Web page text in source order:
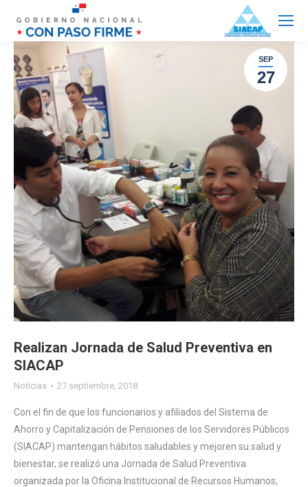
SEP
27
Realizan Jornada de Salud Preventiva en
SIACAP
Noticias 27 septiembre, 2018
Con el fin de que los funcionarios y afiliados del Sistema de
Ahorro y Capitalización de Pensiones de los Servidores Públicos
(SIACAP) mantengan hábitos saludables y mejoren su salud y
bienestar, se realizó una Jornada de Salud Preventiva
organizada por la Oficina Institucional de Recursos Humanos,